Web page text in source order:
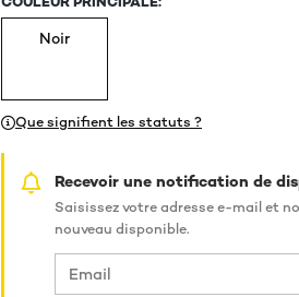
Noir
Que signifient les statuts ?
Recevoir une notification de
Saisissez votre adresse e-mail et
nouveau disponible.